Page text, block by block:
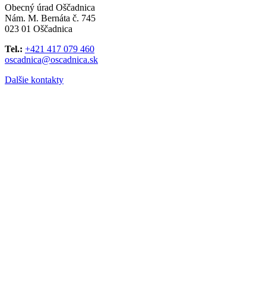
Obecný úrad Oščadnica
Nám. M. Bernáta č. 745
023 01 Oščadnica
Tel.: +421 417 079 460
oscadnica@oscadnica.sk
Dalšie kontakty